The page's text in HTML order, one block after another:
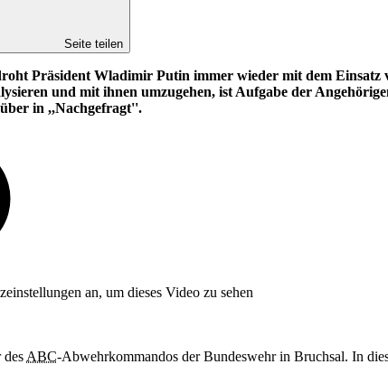
Seite teilen
Präsident Wladimir Putin immer wieder mit dem
und mit ihnen umzugehen, ist Aufgabe der
in ,,Nachgefragt''.
an, um dieses Video zu sehen
des ABC-Abwehrkommandos der Bundeswehr in Bruchsal. In